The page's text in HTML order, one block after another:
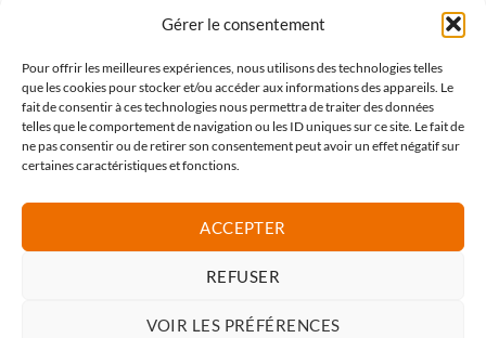
Gérer le consentement
Pour offrir les meilleures expériences, nous utilisons des technologies telles
que les cookies pour stocker et/ou accéder aux informations des appareils. Le
fait de consentir à ces technologies nous permettra de traiter des données
telles que le comportement de navigation ou les ID uniques sur ce site. Le fait de
ne pas consentir ou de retirer son consentement peut avoir un effet négatif sur
certaines caractéristiques et fonctions.
ACCEPTER
REFUSER
VOIR LES PRÉFÉRENCES
988, route de Péronne
Tél : 09.50.51.76.47
contact@artzone.fr